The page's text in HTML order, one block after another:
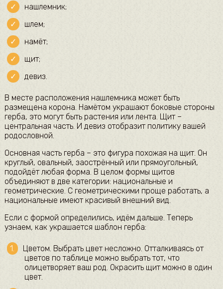
нашлемник;
шлем;
намёт;
щит;
девиз.
В месте расположения нашлемника может быть
размещена корона. Намётом украшают боковые стороны
герба, это могут быть растения или лента. Щит –
центральная часть. И девиз отобразит политику вашей
родословной.
Основная часть герба – это фигура похожая на щит. Он
круглый, овальный, заострённый или прямоугольный,
подойдёт любая форма. В целом формы щитов
объединяют в две категории: национальные и
геометрические. С геометрическими проще работать, а
национальные имеют красивый внешний вид.
Если с формой определились, идём дальше. Теперь
узнаем, как украшается шаблон герба:
Цветом. Выбрать цвет несложно. Отталкиваясь от
цветов по таблице можно выбрать тот, что
олицетворяет ваш род. Окрасить щит можно в один
цвет.